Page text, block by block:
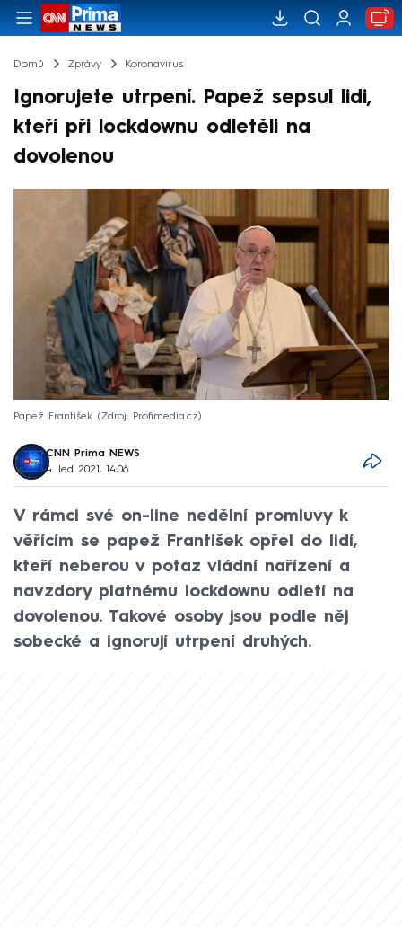
Domů Zprávy Koronavirus
Ignorujete utrpení. Papež sepsul lidi,
kteří při lockdownu odletěli na
dovolenou
Papež František Zdroj: Profimedia.cz
CNN Prima NEWS
4. led 2021, 14:06
V rámci své on-line nedělní promluvy k
věřícím se papež František opřel do lidí,
kteří neberou v potaz vládní nařízení a
navzdory platnému lockdownu odletí na
dovolenou. Takové osoby jsou podle něj
sobecké a ignorují utrpení druhých.